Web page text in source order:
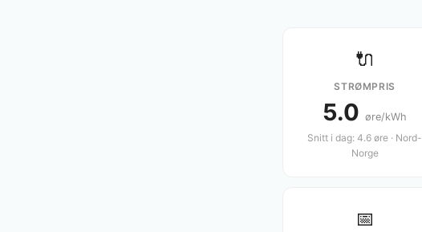
🔌
STRØMPRIS
5.0øre/kWh
Snitt i dag: 4.6 øre · Nord-
Norge
📅